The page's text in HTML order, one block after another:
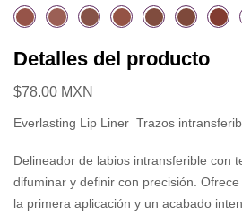
Detalles del producto
$78.00 MXN
Everlasting Lip Liner Trazos
Delineador de labios intransferible con
difuminar y definir con precisión.
la primera aplicación y un acabado